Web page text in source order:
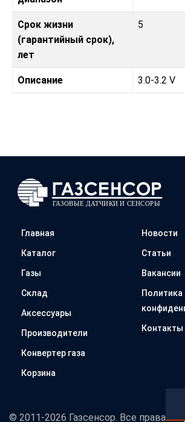
Срок жизни
(гарантийный срок),
лет
5
Описание 3.0-3.2 V
Главная
Каталог
Газы
Склад
Аксессуары
Производители
Конвертер газа
Корзина
Новости
Статьи
Вакансии
Политика
Контакты
© 2011-2026 Газсенсор. Все права